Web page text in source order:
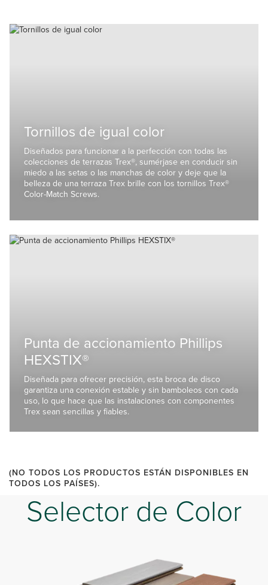
Tornillos de igual color
Diseñados para funcionar a la perfección con todas las
colecciones de terrazas Trex®, sumérjase en conducir sin
miedo a las setas o las manchas de color y deje que la
belleza de una terraza Trex brille con los tornillos Trex®
Color-Match Screws.
Punta de accionamiento Phillips
HEXSTIX®
Diseñada para ofrecer precisión, esta broca de disco
garantiza una conexión estable y sin bamboleos con cada
uso, lo que hace que las instalaciones con componentes
Trex sean sencillas y fiables.
(NO TODOS LOS PRODUCTOS ESTÁN DISPONIBLES EN
TODOS LOS PAÍSES).
Selector de Color